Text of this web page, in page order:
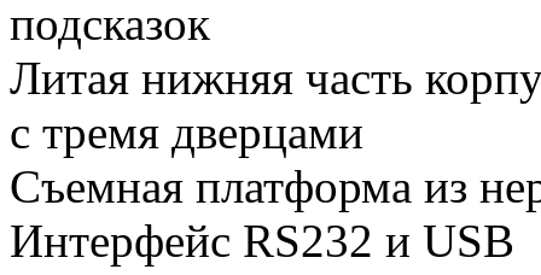
подсказок
Литая нижняя часть
с тремя дверцами
Съемная платформа из
Интерфейс RS232 и USB